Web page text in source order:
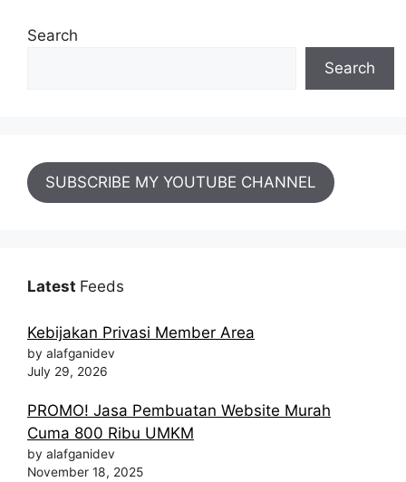
Search
Search
SUBSCRIBE MY YOUTUBE CHANNEL
Latest Feeds
Kebijakan Privasi Member Area
by alafganidev
July 29, 2026
PROMO! Jasa Pembuatan Website Murah
Cuma 800 Ribu UMKM
by alafganidev
November 18, 2025